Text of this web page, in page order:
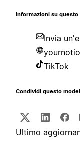
Informazioni su
Invia
TikTok
Condividi questo
Ultimo